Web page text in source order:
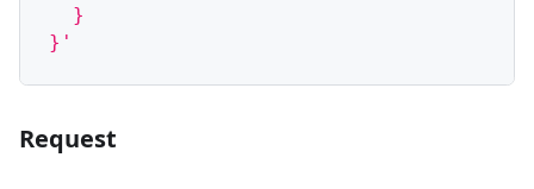
  }
}'
Request